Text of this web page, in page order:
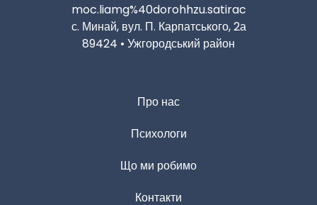
moc.liamg%40dorohhzu.satirac
с. Минай, вул. П. Карпатського, 2а
89424 • Ужгородський район
Про нас
Психологи
Що ми робимо
Контакти